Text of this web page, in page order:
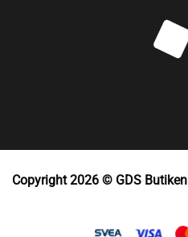
Copyright 2026 © GDS Butiken